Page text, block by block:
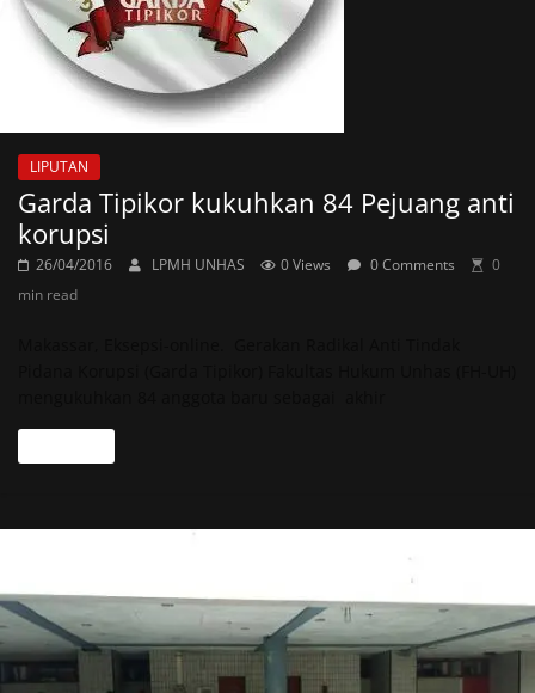
LIPUTAN
Garda Tipikor kukuhkan 84 Pejuang anti
korupsi
26/04/2016 LPMH UNHAS 0 Views 0 Comments
0
min read